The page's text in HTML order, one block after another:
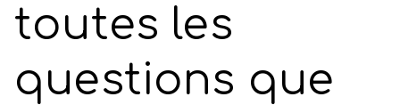
toutes les
questions que